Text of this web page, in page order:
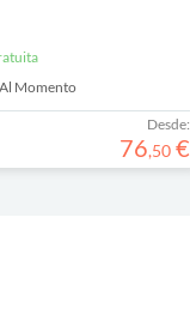
Momento
Desde:
76,50 €